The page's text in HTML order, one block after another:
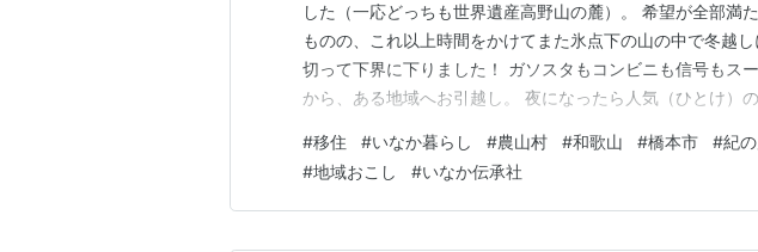
した（一応どっちも世界遺産高野山の麓）。 希望が全部満
ものの、これ以上時間をかけてまた氷点下の山の中で冬越
切って下界に下りました！ ガソスタもコンビニも信号もス
から、ある地域へお引越し。 夜になったら人気（ひとけ）
然違うな～。 高野町の前住んでいた家の周りはスギ・ヒノ
葉樹ばかりで植物の生態系がかなり貧弱で生き物好きの…
#移住 #いなか暮らし #農山村 #和歌山 #橋本市 #紀
#地域おこし #いなか伝承社